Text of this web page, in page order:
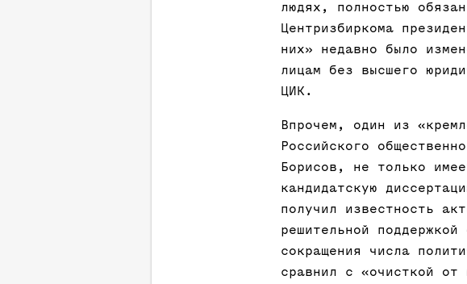
людях, полностью
Центризбиркома
них» недавно было
лицам без высшего
ЦИК.
Впрочем, один из
Российского
Борисов, не только
кандидатскую
получил известность
решительной
сокращения числа
сравнил с «очисткой